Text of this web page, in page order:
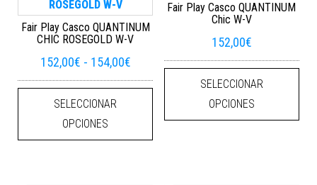
Fair Play Casco QUANTINUM
CHIC ROSEGOLD W-V
152,00€ - 154,00€Rango de precios: desde 152,00€
SELECCIONAR
OPCIONES
Este producto tiene múltiples
Fair Play Casco QUANTINUM
Chic W-V
152,00€
SELECCIONAR
OPCIONES